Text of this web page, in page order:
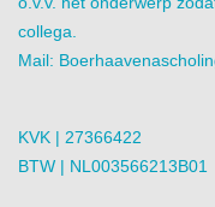
collega.
Mail:
KVK | 27366422
BTW | NL003566213B01